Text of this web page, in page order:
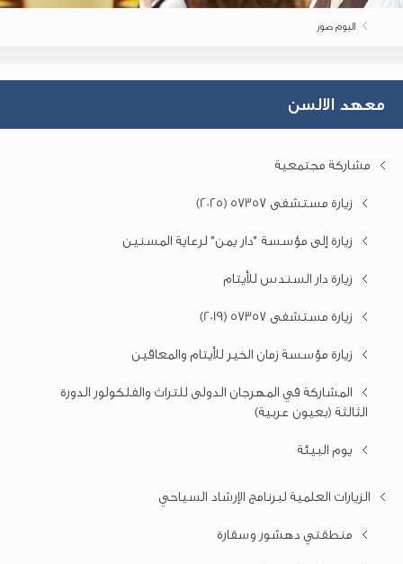
البوم صور
معهد الالسن
مشاركة مجتمعية
زيارة مستشفى 57357 (2025)
زيارة إلى مؤسسة "دار يمن" لرعاية المسنين
زيارة دار السندس للأيتام
زيارة مستشفى 57357 (2019)
زيارة مؤسسة زمان الخير للأيتام والمعاقين
المشاركة في المهرجان الدولى للتراث والفلكولور الدورة
الثالثة (بعيون عربية)
يوم البيئة
الزيارات العلمية لبرنامج الإرشاد السياحي
منطقتي دهشور وسقارة